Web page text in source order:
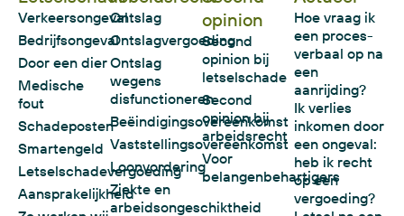
Verkeersongeval
Bedrijfsongeval
Door een dier
Medische
fout
Schadeposten
Smartengeld
Letselschadevergoeding
Aansprakelijkheid
Ontslag
Ontslagvergoeding
Ontslag
wegens
disfunctioneren
Beëindigingsovereenkomst
Vaststellingsovereenkomst
Loonvordering
Ziekte en
arbeidsongeschiktheid
opinion
Second
opinion bij
letselschade
Second
opinion bij
arbeidsrecht
Voor
belangenbehartigers
Hoe vraag ik
een proces-
verbaal op na
een
aanrijding?
Ik verlies
inkomen door
een ongeval:
heb ik recht
op een
vergoeding?